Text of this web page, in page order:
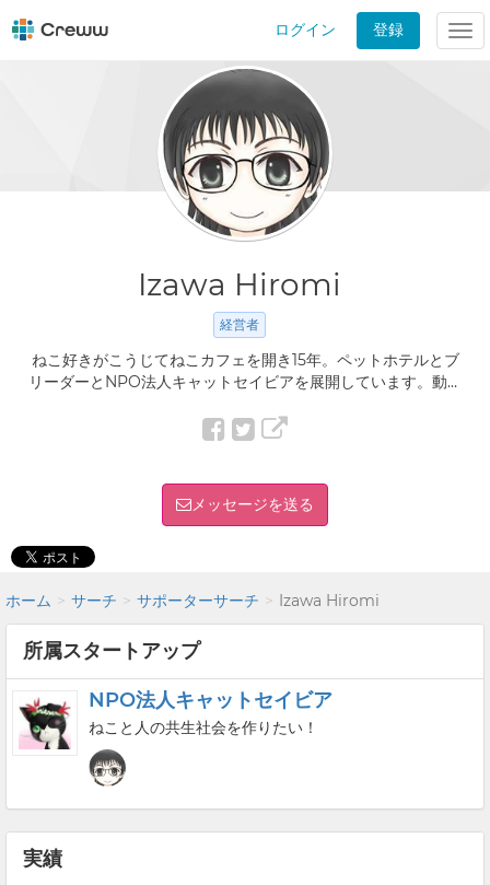
ログイン 登録
Izawa Hiromi
経営者
ねこ好きがこうじてねこカフェを開き15年。ペットホテルとブ
リーダーとNPO法人キャットセイビアを展開しています。動物
物福祉を実現したい。
メッセージを送る
ホーム サーチ サポーターサーチ Izawa Hiromi
所属スタートアップ
NPO法人キャットセイビア
ねこと人の共生社会を作りたい！
実績